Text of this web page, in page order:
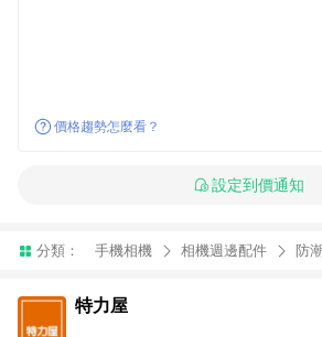
價格趨勢怎麼看？
設定到價通知
分類： 手機相機 相機週邊配件 防
特力屋